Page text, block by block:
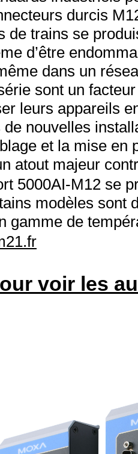
durcis
de trains se
d’être
dans un
sont un
leurs appareils
nouvelles
et la mise en
atout majeur
5000AI-M12 se
modèles sont
gamme de
voir les